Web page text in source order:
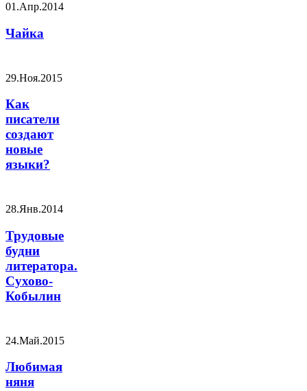
01.Апр.2014
Чайка
29.Ноя.2015
Как
писатели
создают
новые
языки?
28.Янв.2014
Трудовые
будни
литератора.
Сухово-
Кобылин
24.Май.2015
Любимая
няня